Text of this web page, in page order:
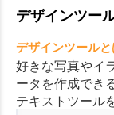
デザインツー
デザインツール
好きな写真やイ
ータを作成でき
テキストツール